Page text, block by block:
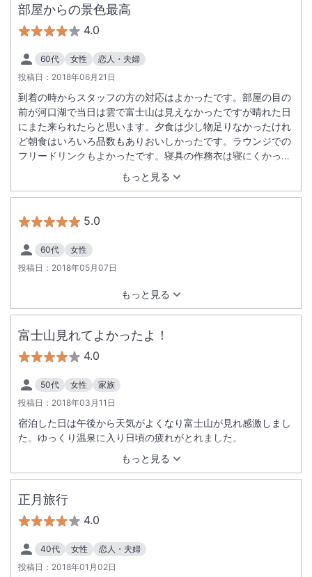
部屋からの景色最高
4.0
60代 女性
恋人・夫婦
投稿日： 2018年06月21日
もっと見る
到着の時からスタッフの方の対応はよかったです。部屋の目の
前が河口湖で当日は雲で富士山は見えなかったですが晴れた日
にまた来られたらと思います。夕食は少し物足りなかったけれ
ど朝食はいろいろ品数もありおいしかったです。ラウンジでの
フリードリンクもよかったです。寝具の作務衣は寝にくかっ
た。パシャマか浴衣にしていただきたいです。夕食時の女将の
あいさつはこの頃なかなかないものですが丁寧にしていただき
恐縮しました。また富士山が見えるときに行けたらとおもいま
す。
5.0
60代
女性
投稿日： 2018年05月07日
もっと見る
富士山見れてよかったよ！
4.0
50代 女性
家族
投稿日： 2018年03月11日
もっと見る
宿泊した日は午後から天気がよくなり富士山が見れ感激しまし
た。ゆっくり温泉に入り日頃の疲れがとれました。
正月旅行
4.0
40代 女性
恋人・夫婦
投稿日： 2018年01月02日